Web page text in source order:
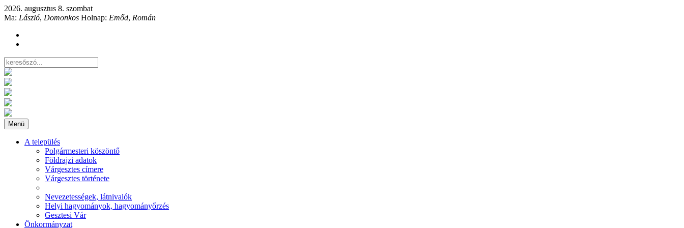
2026. augusztus 8. szombat
Ma: László, Domonkos Holnap: Emőd, Román
Menü
A település
Polgármesteri köszöntő
Földrajzi adatok
Várgesztes címere
Várgesztes története
Nevezetességek, látnivalók
Helyi hagyományok, hagyományőrzés
Gesztesi Vár
Önkormányzat